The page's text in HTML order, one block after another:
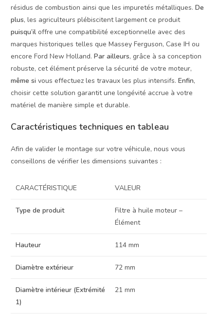
résidus de combustion ainsi que les impuretés métalliques.De
plus, les agriculteurs plébiscitent largement ce produit
puisqu’il offre une compatibilité exceptionnelle avec des
marques historiques telles que Massey Ferguson, Case IH ou
encore Ford New Holland.Par ailleurs, grâce à sa conception
robuste, cet élément préserve la sécurité de votre moteur,
même si vous effectuez les travaux les plus intensifs.Enfin,
choisir cette solution garantit une longévité accrue à votre
matériel de manière simple et durable.
Caractéristiques techniques en tableau
Afin de valider le montage sur votre véhicule, nous vous
conseillons de vérifier les dimensions suivantes :
CARACTÉRISTIQUE VALEUR
Type de produit
Filtre à huile moteur –
Élément
Hauteur 114 mm
Diamètre extérieur 72 mm
Diamètre intérieur (Extrémité
1)
21 mm